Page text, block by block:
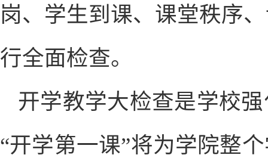
岗、学生到课、课堂秩序
行全面检查。
开学教学大检查是学校
“开学第一课”将为学院整